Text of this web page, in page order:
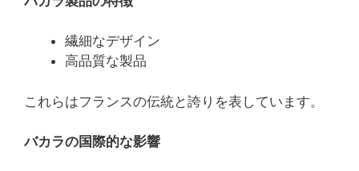
繊細なデザイン
高品質な製品
これらはフランスの伝統と誇りを表しています。
バカラの国際的な影響